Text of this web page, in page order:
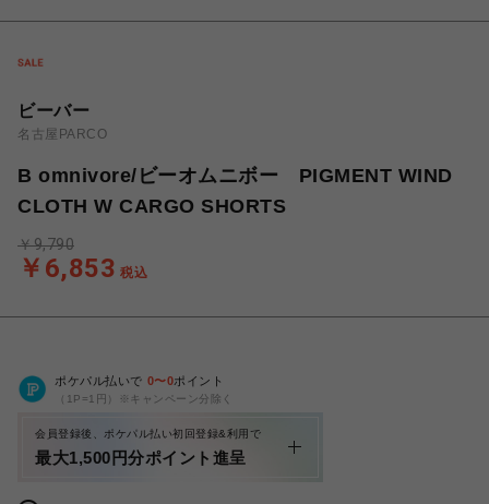
ビーバー
名古屋PARCO
B omnivore/ビーオムニボー PIGMENT WIND
CLOTH W CARGO SHORTS
￥6,853 税込
￥9,790
ポケパル払いで 0〜0ポイント
（1P=1円）※キャンペーン分除く
会員登録後、ポケパル払い初回登録&利用で
最大1,500円分ポイント進呈